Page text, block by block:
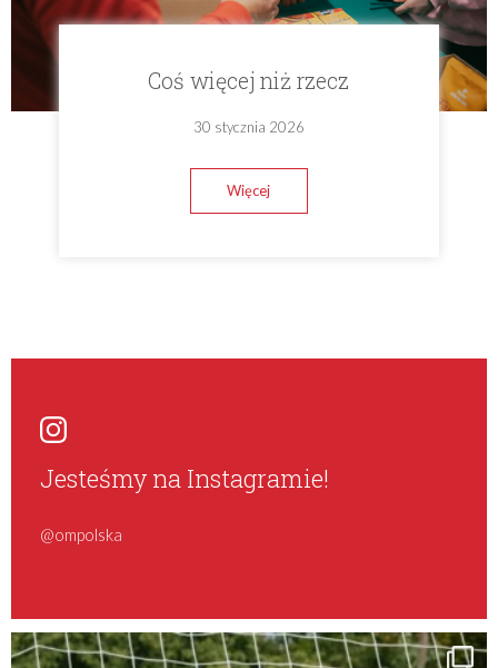
Coś więcej niż rzecz
30 stycznia 2026
Więcej
Jesteśmy na Instagramie!
@ompolska